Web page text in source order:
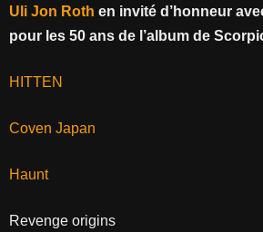
Uli Jon Roth en invité d’honneur
pour les 50 ans de l’album de
HITTEN
Coven Japan
Haunt
Revenge origins